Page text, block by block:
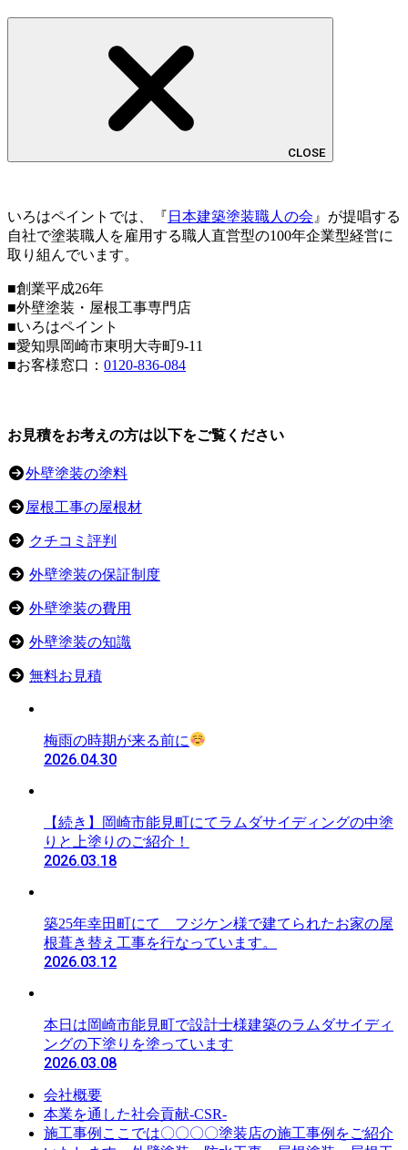
CLOSE
いろはペイントでは、『 日本建築塗装職人の会 』が提唱する
自社で塗装職人を雇用する職人直営型の100年企業型経営に
取り組んでいます。
■創業平成26年
■外壁塗装・屋根工事専門店
■いろはペイント
■愛知県岡崎市東明大寺町9-11
■お客様窓口： 0120-836-084
お見積をお考えの方は以下をご覧ください
外壁塗装の塗料
屋根工事の屋根材
クチコミ評判
外壁塗装の保証制度
外壁塗装の費用
外壁塗装の知識
無料お見積
梅雨の時期が来る前に
2026.04.30
【続き】岡崎市能見町にてラムダサイディングの中塗
りと上塗りのご紹介！
2026.03.18
築25年幸田町にて フジケン様で建てられたお家の屋
根葺き替え工事を行なっています。
2026.03.12
本日は岡崎市能見町で設計士様建築のラムダサイディ
ングの下塗りを塗っています
2026.03.08
会社概要
本業を通した社会貢献-CSR-
施工事例 ここでは〇〇〇〇塗装店の施工事例をご紹介